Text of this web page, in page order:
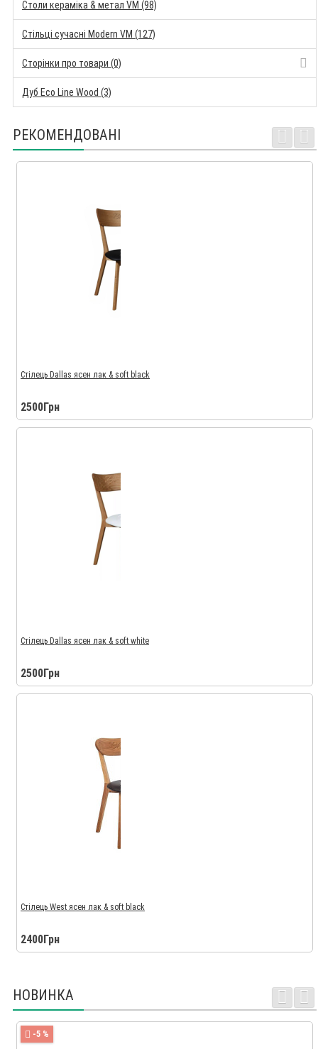
Столи кераміка & метал VM (98)
Стільці сучасні Modern VM (127)
Сторінки про товари (0)
Дуб Eco Line Wood (3)
РЕКОМЕНДОВАНІ
Стілець Dallas ясен лак & soft black
2500Грн
Стілець Dallas ясен лак & soft white
2500Грн
Стілець West ясен лак & soft black
2400Грн
НОВИНКА
-5 %